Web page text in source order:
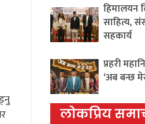
हिमालयन
साहित्य,
सहकार्य
प्रहरी
‘अब बन्छ
लोकप्रिय